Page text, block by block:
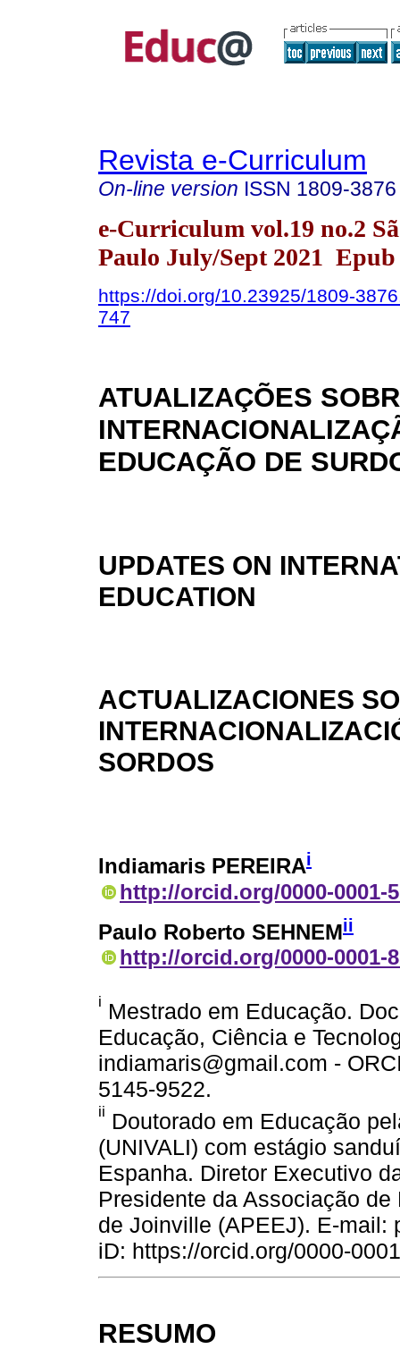
Revista e-Curriculum
On-line version ISSN 1809-3876
e-Curriculum vol.19 no.2
Paulo July/Sept 2021 Epub
https://doi.org/10.23925/1809-
747
ATUALIZAÇÕES
EDUCAÇÃO DE
UPDATES ON
EDUCATION
ACTUALIZACIONES
SORDOS
Indiamaris PEREIRAi
http://orcid.org/0000-0001-
Paulo Roberto SEHNEMii
http://orcid.org/0000-0001-
i Mestrado em Educação.
Educação, Ciência e
indiamaris@gmail.com -
5145-9522.
ii Doutorado em Educação
(UNIVALI) com estágio
Espanha. Diretor Executivo
Presidente da Associação
de Joinville (APEEJ). E-mail:
iD: https://orcid.org/0000-
RESUMO